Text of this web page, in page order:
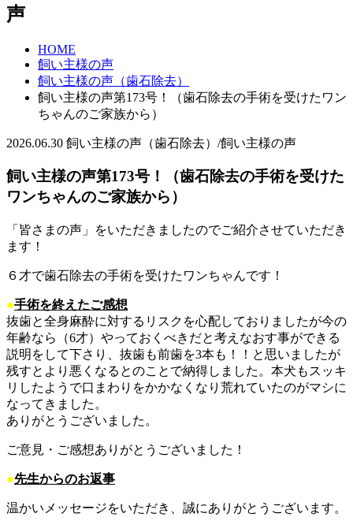
声
HOME
飼い主様の声
飼い主様の声（歯石除去）
飼い主様の声第173号！（歯石除去の手術を受けたワン
ちゃんのご家族から）
2026.06.30 飼い主様の声（歯石除去）/飼い主様の声
飼い主様の声第173号！（歯石除去の手術を受けた
ワンちゃんのご家族から）
「皆さまの声」をいただきましたのでご紹介させていただき
ます！
６才で歯石除去の手術を受けたワンちゃんです！
●手術を終えたご感想
抜歯と全身麻酔に対するリスクを心配しておりましたが今の
年齢なら（6才）やっておくべきだと考えなおす事ができる
説明をして下さり、抜歯も前歯を3本も！！と思いましたが
残すとより悪くなるとのことで納得しました。本犬もスッキ
リしたようで口まわりをかかなくなり荒れていたのがマシに
なってきました。
ありがとうございました。
ご意見・ご感想ありがとうございました！
●先生からのお返事
温かいメッセージをいただき、誠にありがとうございます。